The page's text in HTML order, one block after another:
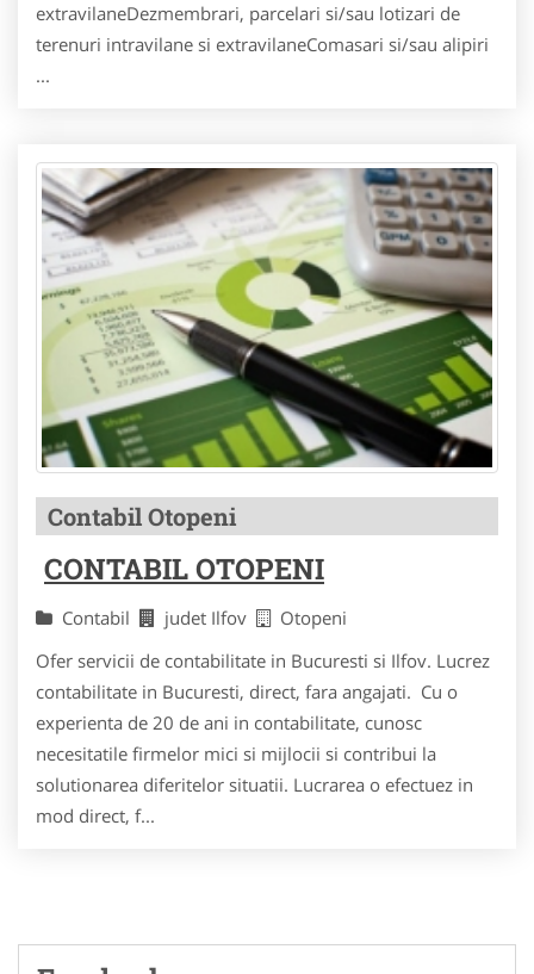
extravilaneDezmembrari, parcelari si/sau lotizari de
terenuri intravilane si extravilaneComasari si/sau alipiri
...
Contabil Otopeni
CONTABIL OTOPENI
Contabil judet Ilfov
Otopeni
Ofer servicii de contabilitate in Bucuresti si Ilfov. Lucrez
contabilitate in Bucuresti, direct, fara angajati. Cu o
experienta de 20 de ani in contabilitate, cunosc
necesitatile firmelor mici si mijlocii si contribui la
solutionarea diferitelor situatii. Lucrarea o efectuez in
mod direct, f...